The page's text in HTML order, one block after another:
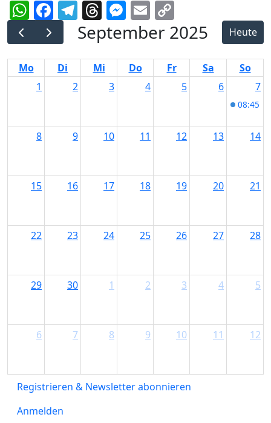
WhatsApp
Facebook
Telegram
Threads
Messenger
Email
Link
September 2025 Heute
Mo Di Mi Do Fr Sa
So
1
2 3 4 5 6 7
08:45
8 9 10 11 12 13 14
15 16 17 18 19 20 21
22 23 24 25 26 27 28
29 30 1 2 3 4 5
6 7 8 9 10 11 12
Registrieren & Newsletter abonnieren
Anmelden